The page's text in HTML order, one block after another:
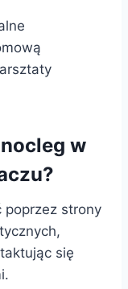
w
poprzez strony
się